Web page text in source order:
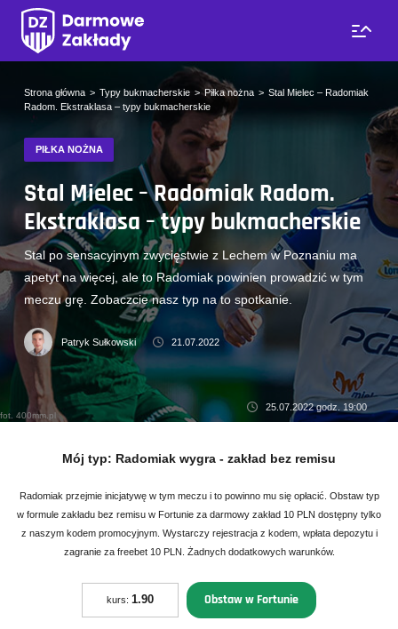
fot. 400mm.pl
Strona główna Typy bukmacherskie Piłka nożna
Stal Mielec – Radomiak
Radom. Ekstraklasa – typy bukmacherskie
PIŁKA NOŻNA
Stal Mielec – Radomiak Radom.
Ekstraklasa – typy bukmacherskie
Stal po sensacyjnym zwycięstwie z Lechem w Poznaniu ma
apetyt na więcej, ale to Radomiak powinien prowadzić w tym
meczu grę. Zobaczcie nasz typ na to spotkanie.
Patryk Sułkowski 21.07.2022
25.07.2022 godz. 19:00
Mój typ: Radomiak wygra - zakład bez remisu
Radomiak przejmie inicjatywę w tym meczu i to powinno mu się opłacić. Obstaw typ
w formule zakładu bez remisu w Fortunie za darmowy zakład 10 PLN dostępny tylko
z naszym kodem promocyjnym. Wystarczy rejestracja z kodem, wpłata depozytu i
zagranie za freebet 10 PLN. Żadnych dodatkowych warunków.
kurs: 1.90 Obstaw w Fortunie